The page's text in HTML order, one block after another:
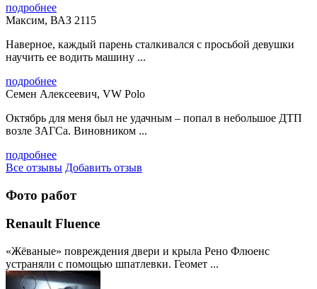
подробнее
Максим, ВАЗ 2115
Наверное, каждый парень сталкивался с просьбой девушки
научить ее водить машину ...
подробнее
Семен Алексеевич, VW Polo
Октябрь для меня был не удачным – попал в небольшое ДТП
возле ЗАГСа. Виновником ...
подробнее
Все отзывы Добавить отзыв
Фото работ
Renault Fluence
«Жёваные» повреждения двери и крыла Рено Флюенс
устраняли с помощью шпатлевки. Геомет ...